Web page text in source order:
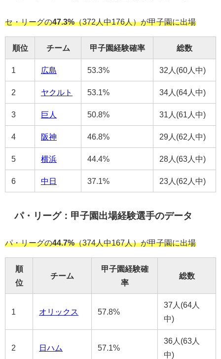
セ・リーグの47.3%（372人中176人）が甲子園に出場
順位 チーム 甲子園経験確率 総数
1 広島 53.3% 32人(60人中)
2 ヤクルト 53.1% 34人(64人中)
3 巨人 50.8% 31人(61人中)
4 阪神 46.8% 29人(62人中)
5 横浜 44.4% 28人(63人中)
6 中日 37.1% 23人(62人中)
パ・リーグ：甲子園出場経験選手のデータ
パ・リーグの44.7%（374人中167人）が甲子園に出場
順
位
チーム
甲子園経験確
率
総数
1 オリックス 57.8%
37人(64人
中)
2 日ハム 57.1%
36人(63人
中)